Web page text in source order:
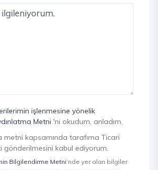
işlenmesine yönelik
Metni 'ni okudum, anladım.
metni kapsamında tarafıma Ticari
gönderilmesini kabul ediyorum.
Bilgilendirme Metni’nde yer alan bilgiler